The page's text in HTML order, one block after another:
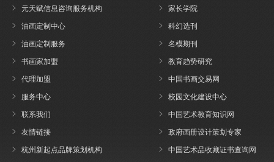
元天赋信息咨询服务机构
油画定制中心
油画定制服务
书画家加盟
代理加盟
服务中心
联系我们
友情链接
杭州新起点品牌策划机构
家长学院
科幻选刊
名模期刊
教育趋势研究
中国书画交易网
校园文化建设中心
中国艺术教育知识网
政府画册设计策划专家
中国艺术品收藏证书查询网